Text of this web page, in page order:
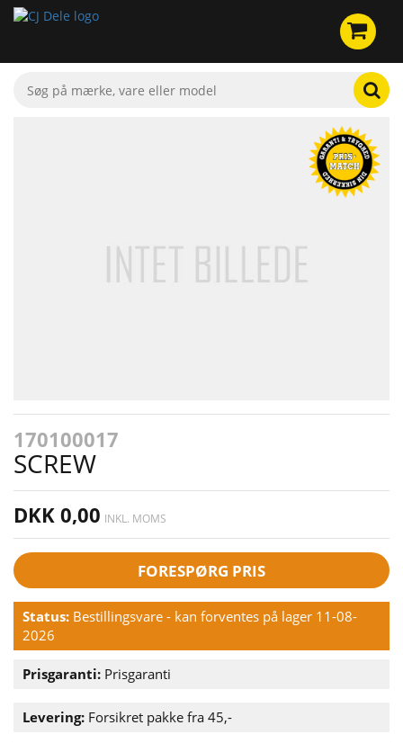
170100017
SCREW
DKK 0,00 INKL. MOMS
FORESPØRG PRIS
Status: Bestillingsvare - kan forventes på lager 11-08-
2026
Prisgaranti: Prisgaranti
Levering: Forsikret pakke fra 45,-